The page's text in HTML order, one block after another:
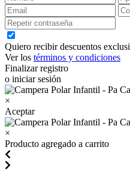
Quiero recibir descuentos
Ver los términos y condiciones
Finalizar registro
o iniciar sesión
×
Aceptar
×
Producto agregado a carrito